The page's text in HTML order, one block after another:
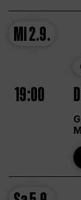
Mi2.9.
19:00